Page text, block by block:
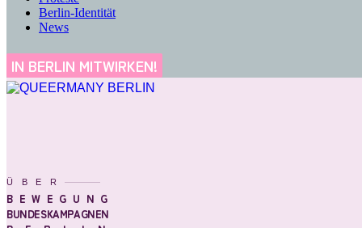
Berlin-Identität
News
IN BERLIN MITWIRKEN!
ÜBER
BEWEGUNG
BUNDESKAMPAGNEN